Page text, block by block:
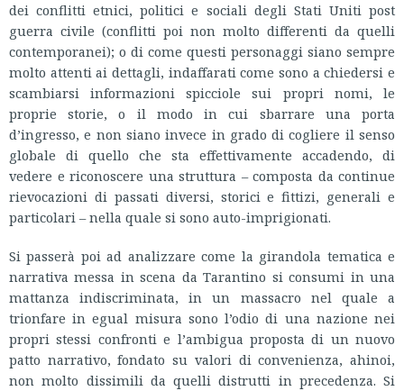
dei conflitti etnici, politici e sociali degli Stati Uniti post
guerra civile (conflitti poi non molto differenti da quelli
contemporanei); o di come questi personaggi siano sempre
molto attenti ai dettagli, indaffarati come sono a chiedersi e
scambiarsi informazioni spicciole sui propri nomi, le
proprie storie, o il modo in cui sbarrare una porta
d’ingresso, e non siano invece in grado di cogliere il senso
globale di quello che sta effettivamente accadendo, di
vedere e riconoscere una struttura – composta da continue
rievocazioni di passati diversi, storici e fittizi, generali e
particolari – nella quale si sono auto-imprigionati.
Si passerà poi ad analizzare come la girandola tematica e
narrativa messa in scena da Tarantino si consumi in una
mattanza indiscriminata, in un massacro nel quale a
trionfare in egual misura sono l’odio di una nazione nei
propri stessi confronti e l’ambigua proposta di un nuovo
patto narrativo, fondato su valori di convenienza, ahinoi,
non molto dissimili da quelli distrutti in precedenza. Si